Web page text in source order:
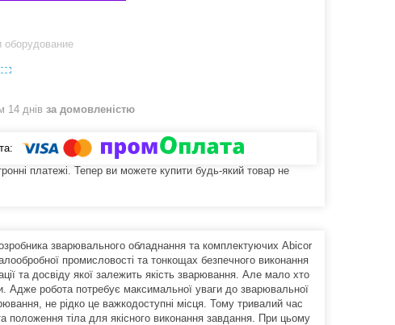
14 днів за домовленістю
платежі. Тепер ви можете купити будь-який товар не
зварювального обладнання та комплектуючих Abicor
промисловості та тонкощах безпечного виконання
та досвіду якої залежить якість зварювання. Але мало хто
Адже робота потребує максимальної уваги до зварювальної
не рідко це важкодоступні місця. Тому тривалий час
положення тіла для якісного виконання завдання. При цьому